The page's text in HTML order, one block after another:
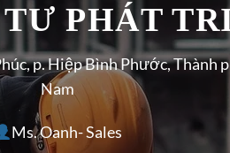
PHÁT
p. Hiệp Bình Phước,
Nam
Ms. Oanh- Sales